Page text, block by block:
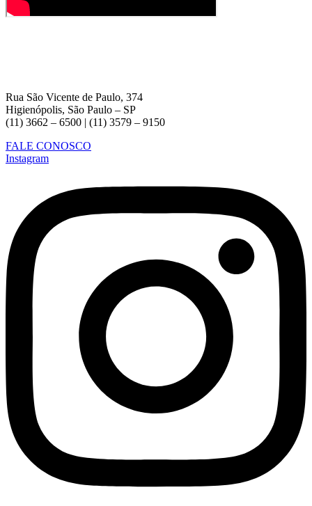
Rua São Vicente de Paulo, 374
Higienópolis, São Paulo – SP
(11) 3662 – 6500 | (11) 3579 – 9150
FALE CONOSCO
Instagram